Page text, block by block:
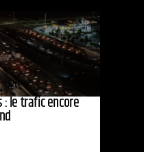
: le trafic encore